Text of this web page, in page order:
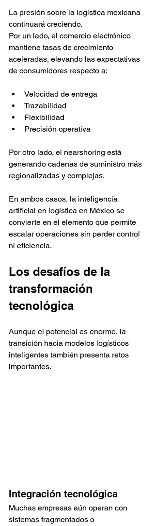
La presión sobre la logística mexicana
continuará creciendo.
Por un lado, el comercio electrónico
mantiene tasas de crecimiento
aceleradas, elevando las expectativas
de consumidores respecto a:
Velocidad de entrega
Trazabilidad
Flexibilidad
Precisión operativa
Por otro lado, el nearshoring está
generando cadenas de suministro más
regionalizadas y complejas.
En ambos casos, la inteligencia
artificial en logística en México se
convierte en el elemento que permite
escalar operaciones sin perder control
ni eficiencia.
Los desafíos de la
transformación
tecnológica
Aunque el potencial es enorme, la
transición hacia modelos logísticos
inteligentes también presenta retos
importantes.
Integración tecnológica
Muchas empresas aún operan con
sistemas fragmentados o